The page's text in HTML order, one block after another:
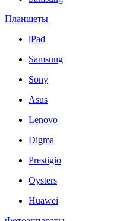
Планшеты
iPad
Samsung
Sony
Asus
Lenovo
Digma
Prestigio
Oysters
Huawei